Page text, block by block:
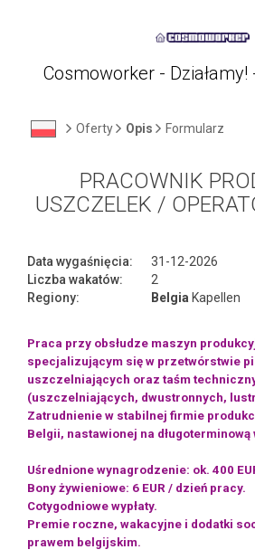
Cosmoworker - Działamy!
Oferty Opis Formularz
PRACOWNIK
USZCZELEK /
Data wygaśnięcia:
31-12-2026
Liczba wakatów:
2
Regiony:
Belgia Kapellen
Praca przy obsłudze maszyn
specjalizującym się w przetwórstwie
uszczelniających oraz taśm
(uszczelniających, dwustronnych,
Zatrudnienie w stabilnej firmie
Belgii, nastawionej na długoterminową
Uśrednione wynagrodzenie: ok. 400
Bony żywieniowe: 6 EUR / dzień pracy.
Cotygodniowe wypłaty.
Premie roczne, wakacyjne i dodatki
prawem belgijskim.